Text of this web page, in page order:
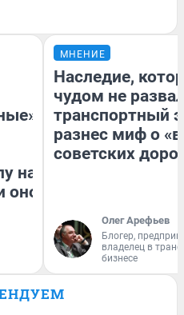
на
оно
МНЕНИЕ
Наследие,
чудом не
транспортный
разнес миф о
советских
Олег Арефьев
Блогер,
владелец в
бизнесе